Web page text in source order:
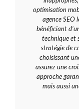
optimisation
agence SEO
bénéficiant
technique et
stratégie de
choisissant
assurez une
approche
mais aussi